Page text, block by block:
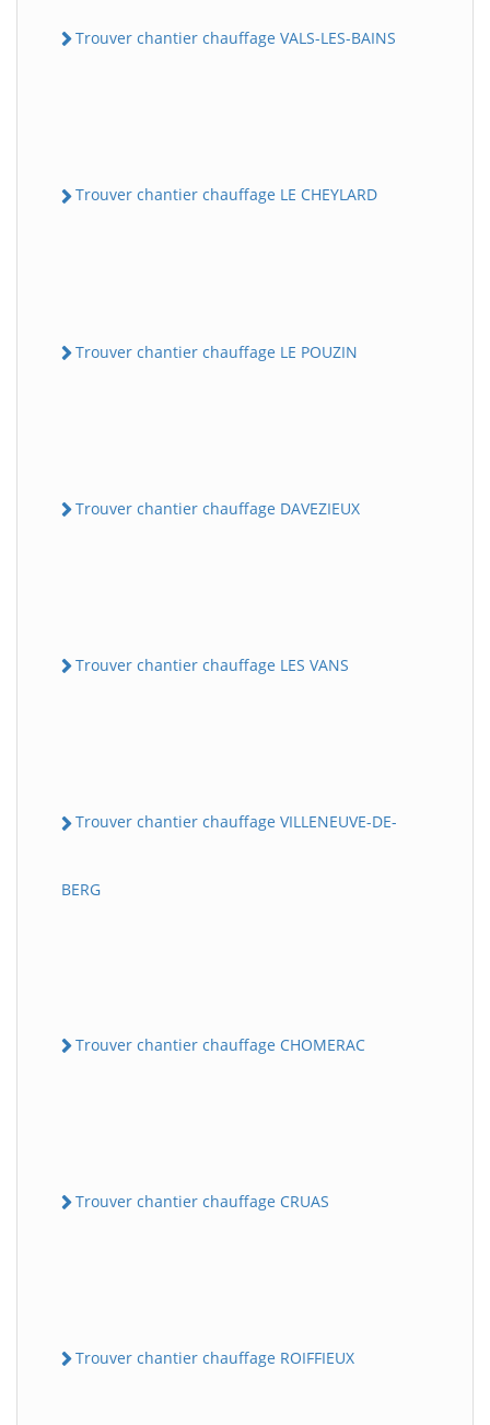
Trouver chantier chauffage VALS-LES-BAINS
Trouver chantier chauffage LE CHEYLARD
Trouver chantier chauffage LE POUZIN
Trouver chantier chauffage DAVEZIEUX
Trouver chantier chauffage LES VANS
Trouver chantier chauffage VILLENEUVE-DE-
BERG
Trouver chantier chauffage CHOMERAC
Trouver chantier chauffage CRUAS
Trouver chantier chauffage ROIFFIEUX